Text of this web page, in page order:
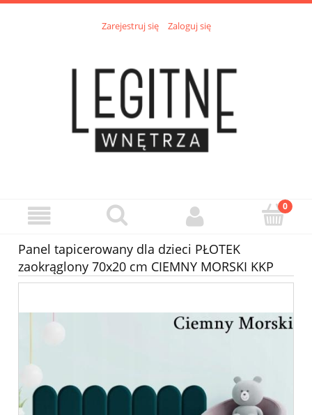
Zarejestruj się Zaloguj się
Panel tapicerowany dla dzieci PŁOTEK
zaokrąglony 70x20 cm CIEMNY MORSKI KKP